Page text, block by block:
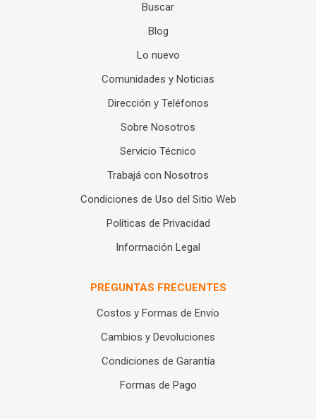
Buscar
Blog
Lo nuevo
Comunidades y Noticias
Dirección y Teléfonos
Sobre Nosotros
Servicio Técnico
Trabajá con Nosotros
Condiciones de Uso del Sitio Web
Políticas de Privacidad
Información Legal
PREGUNTAS FRECUENTES
Costos y Formas de Envío
Cambios y Devoluciones
Condiciones de Garantía
Formas de Pago